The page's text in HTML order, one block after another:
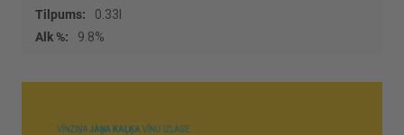
informācijas0.33l
9.8%